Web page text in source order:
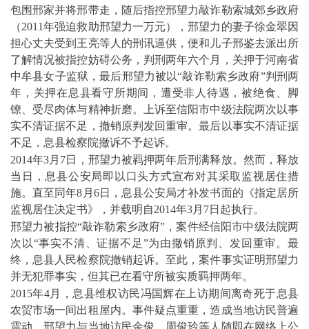
包围邢家并将邢带走，随后指控邢望力敲诈勒索城郊乡政府
（2011年强迫救助邢望力一万元），邢望力的妻子徐金翠因
担心丈夫受到王亮等人的刑讯逼供，便和儿子邢鉴去派出所
了解情况被指控妨碍公务，判刑两年六个月，关押于河南省
中牟县女子监狱，最后邢望力被以“敲诈勒索乡政府”判刑两
年，关押在息县看守所期间，遭受非人待遇，被绝食、脚
镣、受尽肉体与精神折磨。上诉至信阳市中级法院两次以事
实不清证据不足，撤销原判发回重审。最后以事实不清证据
不足，息县检察院撤诉不予起诉。
2014年3月 7日，邢望力被羁押两年后刑满释放。然而，释放
当日，息县公安局即以口头方式宣布对其采取监视居住措
施。直至同年8 月 6日，息县公安局才补发书面的《指定居所
监视居住决定书》，并载明自2014年3月 7日起执行。
邢望力被指控“敲诈勒索乡政府”，案件经信阳市中级法院两
次以“事实不清、证据不足”为由撤销原判、发回重审。最
终，息县人民检察院撤销起诉。至此，案件事实证明邢望力
并无犯罪事实，但其已在看守所被实质羁押两年。
2015年4月，息县维权访民冯国辉在上访期间离奇死于息县
农贸市场一间出租屋内。事件疑点重重，造成当地访民普遍
震动。邢望力与当地访民余俊、周俊玲等人随即在网络上公